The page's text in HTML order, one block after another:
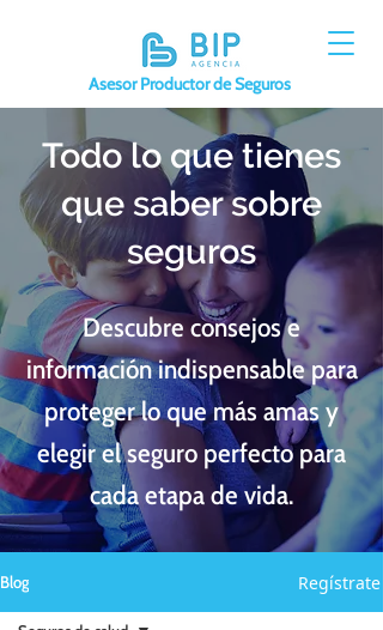
Asesor Productor de Seguros
Todo lo que tienes
que saber sobre
seguros
Descubre consejos e
información indispensable para
proteger lo que más amas y
elegir el seguro perfecto para
cada etapa de vida.
Blog Regístrate